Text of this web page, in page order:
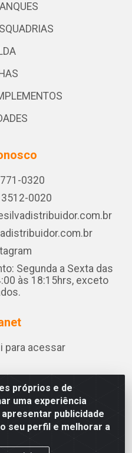
próprios e de
uma experiência
publicidade
seu perfil e melhorar a
0320
0020
Segunda a Sexta das
às 18:15hrs, exceto
para acessar
de Souza Leite, 265 - Ariado,
CEP 57.442-000 - CNPJ
0001-06